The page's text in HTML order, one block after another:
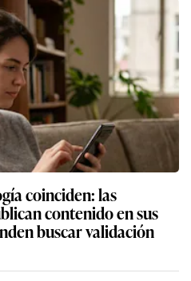
coinciden: las
contenido en sus
buscar validación